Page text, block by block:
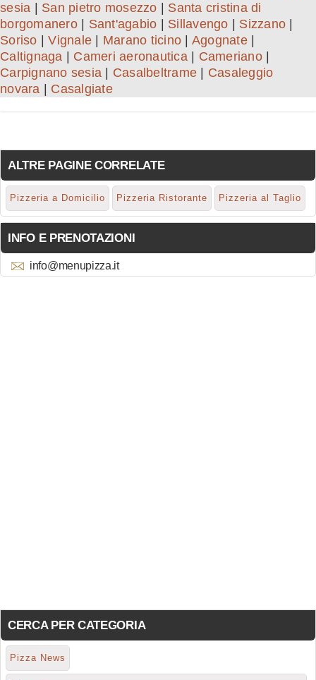
sesia
San pietro mosezzo
Santa cristina di
borgomanero| Sant'agabio Sillavengo Sizzano
Soriso |Vignale Marano ticino Agognate|
Caltignaga
Cameri aeronautica| Cameriano|
Carpignano sesia
Casalbeltrame
Casaleggio
novara
Casalgiate
ALTRE PAGINE CORRELATE
Pizzeria a Domicilio Pizzeria Ristorante Pizzeria al Taglio
INFO E PRENOTAZIONI
info@menupizza.it
CERCA PER CATEGORIA
Pizza News